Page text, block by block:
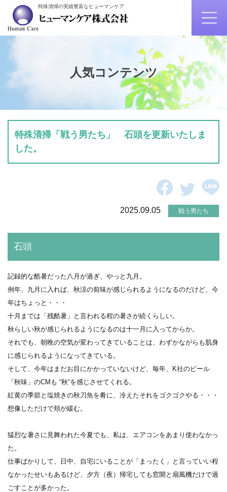
特殊清掃の実績豊富なヒューマンケア
人気コンテンツ
特殊清掃「戦う男たち」 石頭を更新いたしま
した。
2025.09.05 戦う男たち
石頭
記録的な酷暑だった八月が過ぎ、やっと九月。
例年、九月に入れば、秋涼の前味が感じられるようになるのだけど、今
年はちょっと・・・
十月までは「残酷暑」と言われる程の暑さが続くらしい。
秋らしい秋が感じられるようになるのは十一月に入ってからか。
それでも、朝晩の空気が変わってきていることは、わずかながらも肌身
に感じられるようになってきている。
そして、今年はまだお目にかかっていないけど、毎年、K社のビール
「秋味」のCMも “秋“を感じさせてくれる。
紅黄の季節と塩焼きの秋刀魚を肴に、冷えたそれをゴクゴクやる・・・
想像しただけで頬が緩む。
猛烈な暑さに見舞われた今夏でも、私は、エアコンをあまり使わなかっ
た。
仕事ばかりして、日中、自宅にいることが「まったく」と言っていい程
なかったせいもあるけど、夕方（夜）帰宅しても窓開と扇風機だけで過
ごすことが多かった。